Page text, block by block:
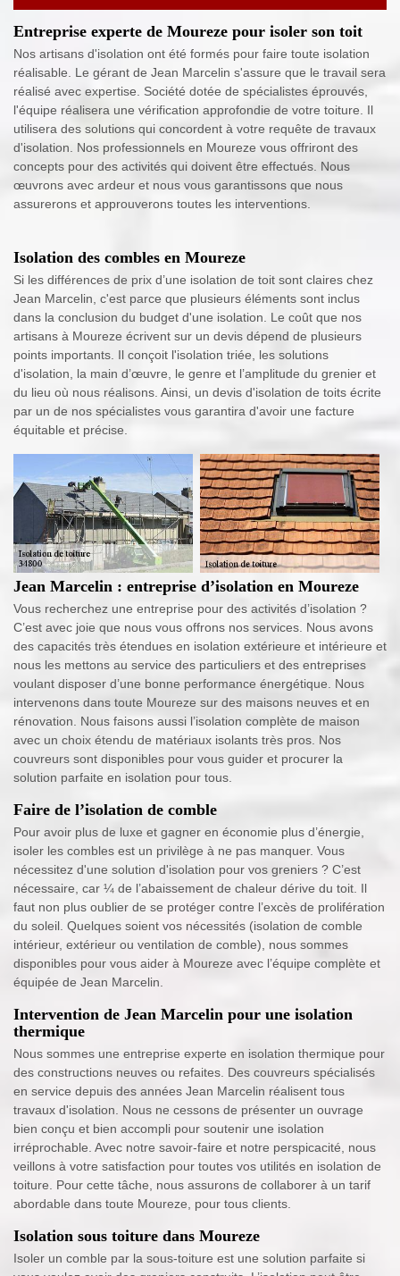
Entreprise experte de Moureze pour isoler son toit
Nos artisans d'isolation ont été formés pour faire toute isolation
réalisable. Le gérant de Jean Marcelin s'assure que le travail sera
réalisé avec expertise. Société dotée de spécialistes éprouvés,
l'équipe réalisera une vérification approfondie de votre toiture. Il
utilisera des solutions qui concordent à votre requête de travaux
d'isolation. Nos professionnels en Moureze vous offriront des
concepts pour des activités qui doivent être effectués. Nous
œuvrons avec ardeur et nous vous garantissons que nous
assurerons et approuverons toutes les interventions.
Isolation des combles en Moureze
Si les différences de prix d’une isolation de toit sont claires chez
Jean Marcelin, c'est parce que plusieurs éléments sont inclus
dans la conclusion du budget d'une isolation. Le coût que nos
artisans à Moureze écrivent sur un devis dépend de plusieurs
points importants. Il conçoit l'isolation triée, les solutions
d'isolation, la main d’œuvre, le genre et l’amplitude du grenier et
du lieu où nous réalisons. Ainsi, un devis d'isolation de toits écrite
par un de nos spécialistes vous garantira d'avoir une facture
équitable et précise.
Jean Marcelin : entreprise d’isolation en Moureze
Vous recherchez une entreprise pour des activités d’isolation ?
C’est avec joie que nous vous offrons nos services. Nous avons
des capacités très étendues en isolation extérieure et intérieure et
nous les mettons au service des particuliers et des entreprises
voulant disposer d’une bonne performance énergétique. Nous
intervenons dans toute Moureze sur des maisons neuves et en
rénovation. Nous faisons aussi l’isolation complète de maison
avec un choix étendu de matériaux isolants très pros. Nos
couvreurs sont disponibles pour vous guider et procurer la
solution parfaite en isolation pour tous.
Faire de l’isolation de comble
Pour avoir plus de luxe et gagner en économie plus d’énergie,
isoler les combles est un privilège à ne pas manquer. Vous
nécessitez d'une solution d'isolation pour vos greniers ? C’est
nécessaire, car ¼ de l’abaissement de chaleur dérive du toit. Il
faut non plus oublier de se protéger contre l’excès de prolifération
du soleil. Quelques soient vos nécessités (isolation de comble
intérieur, extérieur ou ventilation de comble), nous sommes
disponibles pour vous aider à Moureze avec l’équipe complète et
équipée de Jean Marcelin.
Intervention de Jean Marcelin pour une isolation
thermique
Nous sommes une entreprise experte en isolation thermique pour
des constructions neuves ou refaites. Des couvreurs spécialisés
en service depuis des années Jean Marcelin réalisent tous
travaux d'isolation. Nous ne cessons de présenter un ouvrage
bien conçu et bien accompli pour soutenir une isolation
irréprochable. Avec notre savoir-faire et notre perspicacité, nous
veillons à votre satisfaction pour toutes vos utilités en isolation de
toiture. Pour cette tâche, nous assurons de collaborer à un tarif
abordable dans toute Moureze, pour tous clients.
Isolation sous toiture dans Moureze
Isoler un comble par la sous-toiture est une solution parfaite si